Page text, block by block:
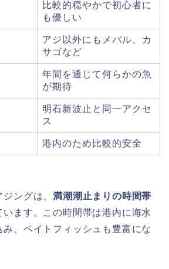
比較的穏やかで初心者に
も優しい
アジ以外にもメバル、カ
サゴなど
年間を通じて何らかの魚
が期待
明石新波止と同一アクセ
ス
港内のため比較的安全
ジングは、満潮潮止まりの時間帯
ます。この時間帯は港内に海水
、ベイトフィッシュも豊富にな